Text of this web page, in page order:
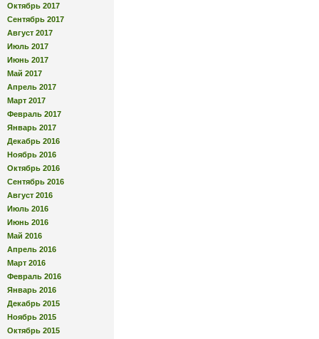
Октябрь 2017
Сентябрь 2017
Август 2017
Июль 2017
Июнь 2017
Май 2017
Апрель 2017
Март 2017
Февраль 2017
Январь 2017
Декабрь 2016
Ноябрь 2016
Октябрь 2016
Сентябрь 2016
Август 2016
Июль 2016
Июнь 2016
Май 2016
Апрель 2016
Март 2016
Февраль 2016
Январь 2016
Декабрь 2015
Ноябрь 2015
Октябрь 2015